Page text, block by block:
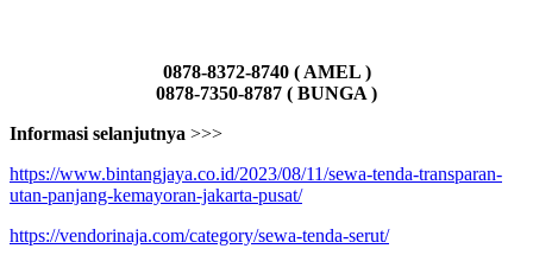
0878-8372-8740 ( AMEL )
0878-7350-8787 ( BUNGA )
Informasi selanjutnya >>>
https://www.bintangjaya.co.id/2023/08/11/sewa-tenda-transparan-
utan-panjang-kemayoran-jakarta-pusat/
https://vendorinaja.com/category/sewa-tenda-serut/